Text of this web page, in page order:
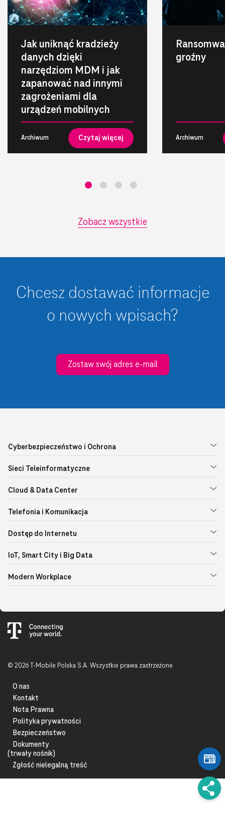
Jak uniknąć kradzieży
danych dzięki
narzędziom MDM i jak
zapanować nad innymi
zagrożeniami dla
urządzeń mobilnych
Archiwum Czytaj więcej
groźny
Archiwum
Zobacz wszystkie
Chcesz dostawać informacje
o nowych wpisach?
Zostaw swój adres e-mail
Cyberbezpieczeństwo i Ochrona
Sieci Teleinformatyczne
Cloud & Data Center
Telefonia i Komunikacja
Dostęp do Internetu
IoT, Smart City i Big Data
Modern Workplace
© 2026 T-Mobile Polska S.A. Wszystkie prawa zastrzeżone
O nas
Kontakt
Nota Prawna
Polityka prywatności
Bezpieczeństwo
Dokumenty
(trwały nośnik)
Zgłość nielegalną treść